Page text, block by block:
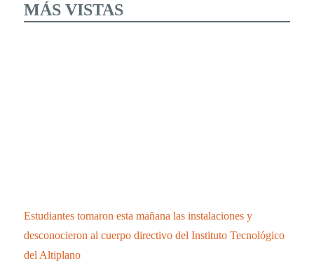
MÁS VISTAS
Estudiantes tomaron esta mañana las instalaciones y
desconocieron al cuerpo directivo del Instituto Tecnológico
del Altiplano